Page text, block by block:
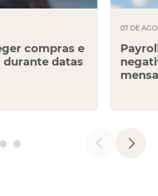
compras e
durante datas
07 DE